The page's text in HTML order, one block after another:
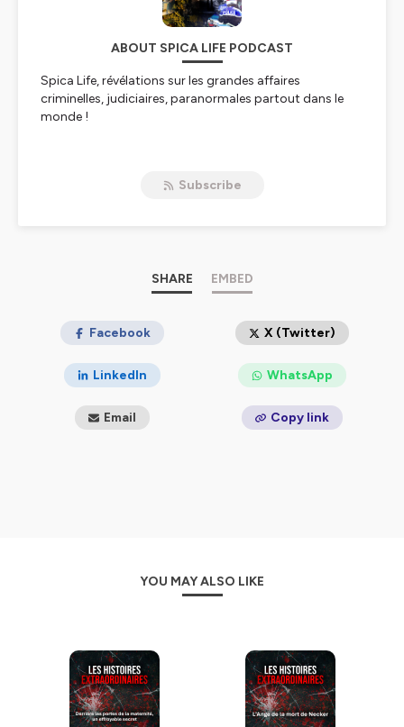
ABOUT SPICA LIFE PODCAST
Spica Life, révélations sur les grandes affaires
criminelles, judiciaires, paranormales partout dans le
monde !
pour plus d'informations.
Subscribe
SHARE EMBED
Facebook X (Twitter)
LinkedIn WhatsApp
Email Copy link
YOU MAY ALSO LIKE